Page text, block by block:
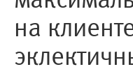
на